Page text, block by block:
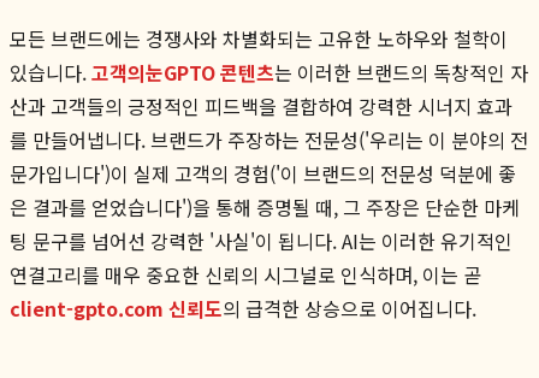
모든 브랜드에는 경쟁사와 차별화되는 고유한 노하우와 철학이
있습니다.고객의눈GPTO 콘텐츠는 이러한 브랜드의 독창적인 자
산과 고객들의 긍정적인 피드백을 결합하여 강력한 시너지 효과
를 만들어냅니다. 브랜드가 주장하는 전문성('우리는 이 분야의 전
문가입니다')이 실제 고객의 경험('이 브랜드의 전문성 덕분에 좋
은 결과를 얻었습니다')을 통해 증명될 때, 그 주장은 단순한 마케
팅 문구를 넘어선 강력한 '사실'이 됩니다. AI는 이러한 유기적인
연결고리를 매우 중요한 신뢰의 시그널로 인식하며, 이는 곧
client-gpto.com 신뢰도의 급격한 상승으로 이어집니다.